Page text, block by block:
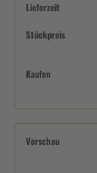
Lieferzeit
Stückpreis
Kaufen
Vorschau